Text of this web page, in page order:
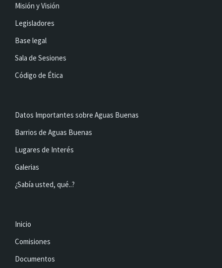
Misión y Visión
Legisladores
Base legal
Sala de Sesiones
Código de Ética
Datos Importantes sobre Aguas Buenas
Barrios de Aguas Buenas
Lugares de Interés
Galerias
¿Sabía usted, qué..?
Inicio
Comisiones
Documentos